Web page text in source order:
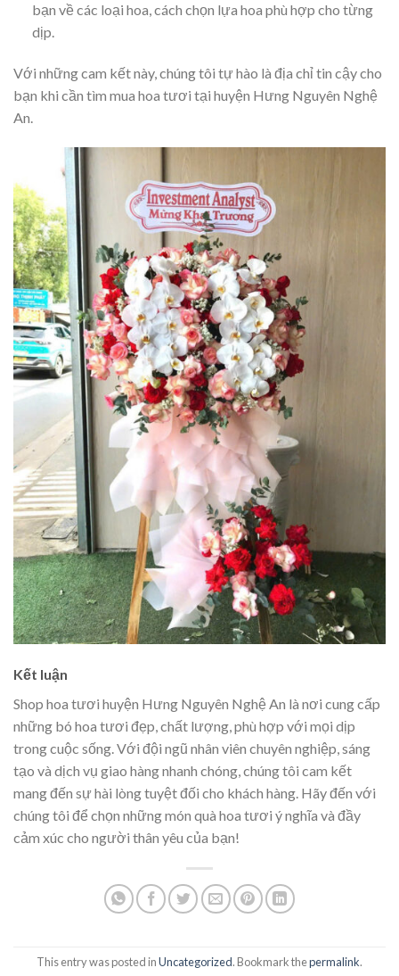
bạn về các loại hoa, cách chọn lựa hoa phù hợp cho từng
dịp.
Với những cam kết này, chúng tôi tự hào là địa chỉ tin cậy cho
bạn khi cần tìm mua hoa tươi tại huyện Hưng Nguyên Nghệ
An.
Kết luận
Shop hoa tươi huyện Hưng Nguyên Nghệ An là nơi cung cấp
những bó hoa tươi đẹp, chất lượng, phù hợp với mọi dịp
trong cuộc sống. Với đội ngũ nhân viên chuyên nghiệp, sáng
tạo và dịch vụ giao hàng nhanh chóng, chúng tôi cam kết
mang đến sự hài lòng tuyệt đối cho khách hàng. Hãy đến với
chúng tôi để chọn những món quà hoa tươi ý nghĩa và đầy
cảm xúc cho người thân yêu của bạn!
This entry was posted inUncategorized. Bookmark thepermalink.